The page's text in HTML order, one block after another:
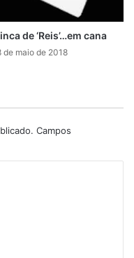
de ‘Reis’…em cana
de maio de 2018
Campos